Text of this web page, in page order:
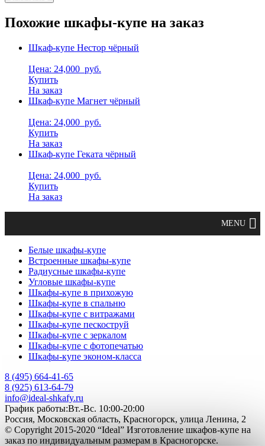
Похожие шкафы-купе на заказ
Шкаф-купе Нестор чёрный
Цена: 24,000 руб.
Купить
На заказ
Шкаф-купе Магнет чёрный
Цена: 24,000 руб.
Купить
На заказ
Шкаф-купе Геката чёрный
Цена: 24,000 руб.
Купить
На заказ
Белые шкафы-купе
Встроенные шкафы-купе
Радиусные шкафы-купе
Угловые шкафы-купе
Шкафы-купе в прихожую
Шкафы-купе в спальню
Шкафы-купе с витражами
Шкафы-купе пескоструй
Шкафы-купе с зеркалом
Шкафы-купе с фотопечатью
Шкафы-купе эконом-класса
8 (495) 664-41-65
8 (925) 613-64-79
info@ideal-shkafy.ru
График работы:Вт.-Вс. 10:00-20:00
Россия, Московская область, Красногорск, улица Ленина, 2
© Copyright 2015-2020 “Ideal” Изготовление шкафов-купе на
заказ по индивидуальным размерам в Красногорске.